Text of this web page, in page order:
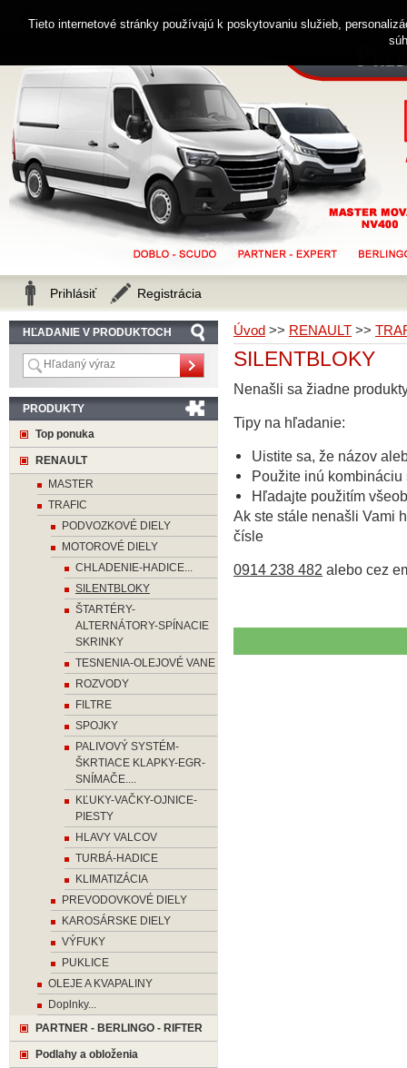
Úvod >> RENAULT >>
SILENTBLOKY
Nenašli sa žiadne
Tipy na hľadanie:
Uistite sa, že názov
Použite inú
Hľadajte použitím
Ak ste stále nenašli Vami
čísle
0914 238 482 alebo cez
HĽADANIE V PRODUKTOCH
PRODUKTY
Top ponuka
RENAULT
MASTER
TRAFIC
PODVOZKOVÉ DIELY
MOTOROVÉ DIELY
CHLADENIE-HADICE...
SILENTBLOKY
ŠTARTÉRY-
ALTERNÁTORY-SPÍNACIE
SKRINKY
TESNENIA-OLEJOVÉ VANE
ROZVODY
FILTRE
SPOJKY
PALIVOVÝ SYSTÉM-
ŠKRTIACE KLAPKY-EGR-
SNÍMAČE....
KĽUKY-VAČKY-OJNICE-
PIESTY
HLAVY VALCOV
TURBÁ-HADICE
KLIMATIZÁCIA
PREVODOVKOVÉ DIELY
KAROSÁRSKE DIELY
VÝFUKY
PUKLICE
OLEJE A KVAPALINY
Doplnky...
PARTNER - BERLINGO - RIFTER
Podlahy a obloženia
Zákaznícka linka 0914 238 482
Prihlásiť Registrácia
Tieto internetové stránky používajú k poskytovaniu služieb,